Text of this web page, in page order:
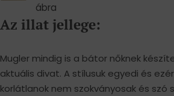
ábra
Az illat jellege:
Mugler mindig is a bátor nőknek
aktuális divat. A stílusuk egyedi és
korlátlanok nem szokványosak és szó